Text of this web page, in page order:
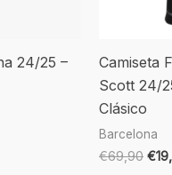
24/25 –
Camiseta
Scott 24/
Clásico
Barcelona
€69,90 €